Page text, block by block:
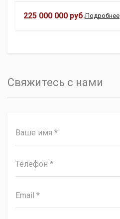
225 000 000 руб.Подробнее
Свяжитесь с нами